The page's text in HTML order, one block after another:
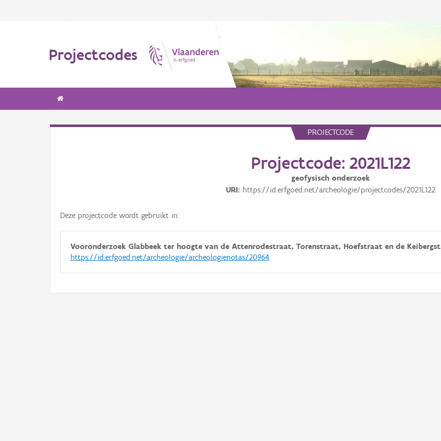
Projectcodes
PROJECTCODE
Projectcode: 2021L122
geofysisch onderzoek
URI https://id.erfgoed.net/archeologie/projectcodes/2021L122
Deze projectcode wordt gebruikt in:
Vooronderzoek Glabbeek ter hoogte van de Attenrodestraat, Torenstraat, Hoefstraat en de
https://id.erfgoed.net/archeologie/archeologienotas/20964